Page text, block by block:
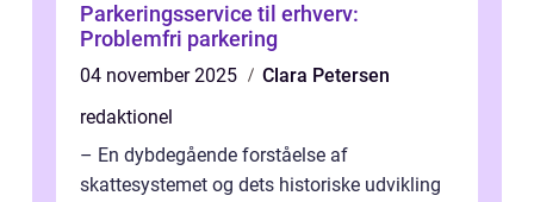
Parkeringsservice til erhverv:
Problemfri parkering
04 november 2025
Clara Petersen
redaktionel
– En dybdegående forståelse af
skattesystemet og dets historiske udvikling